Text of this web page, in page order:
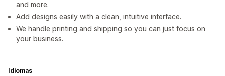
and more.
Add designs easily with a clean, intuitive interface.
We handle printing and shipping so you can just focus on
your business.
Idiomas